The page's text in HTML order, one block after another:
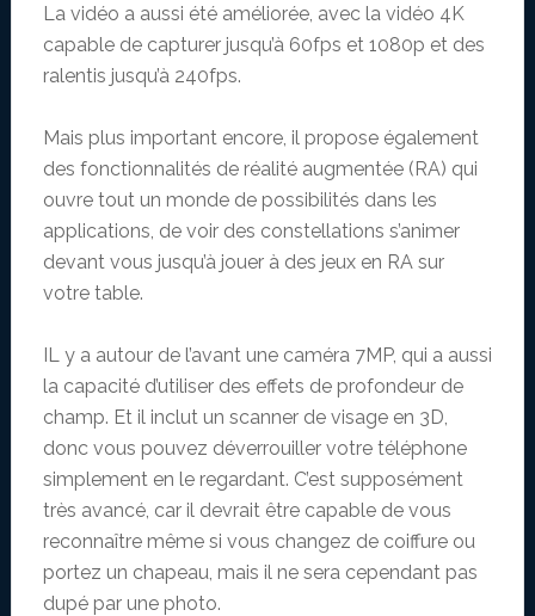
La vidéo a aussi été améliorée, avec la vidéo 4K
capable de capturer jusqu’à 60fps et 1080p et des
ralentis jusqu’à 240fps.
Mais plus important encore, il propose également
des fonctionnalités de réalité augmentée (RA) qui
ouvre tout un monde de possibilités dans les
applications, de voir des constellations s’animer
devant vous jusqu’à jouer à des jeux en RA sur
votre table.
IL y a autour de l’avant une caméra 7MP, qui a aussi
la capacité d’utiliser des effets de profondeur de
champ. Et il inclut un scanner de visage en 3D,
donc vous pouvez déverrouiller votre téléphone
simplement en le regardant. C’est supposément
très avancé, car il devrait être capable de vous
reconnaître même si vous changez de coiffure ou
portez un chapeau, mais il ne sera cependant pas
dupé par une photo.